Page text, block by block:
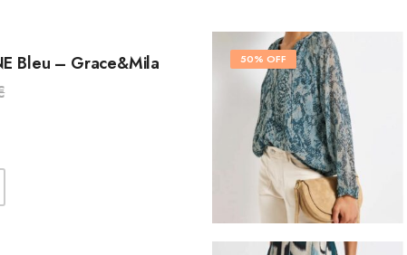
Bleu – Grace&Mila
50% OFF